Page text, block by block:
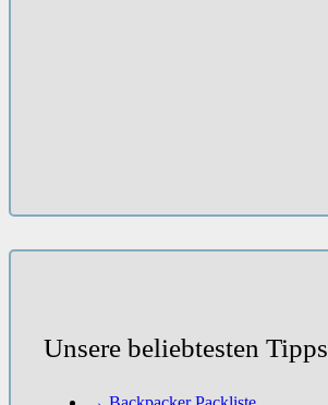
Unsere beliebtesten Tipps